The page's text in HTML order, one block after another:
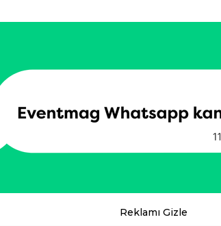
Reklamı Gizle